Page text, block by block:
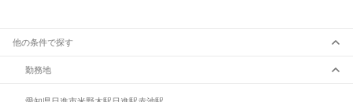
他の条件で探す
勤務地